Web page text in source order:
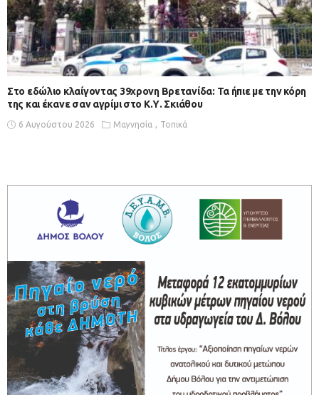
Στο εδώλιο κλαίγοντας 39χρονη Βρετανίδα: Τα ήπιε με την κόρη
της και έκανε σαν αγρίμι στο Κ.Υ. Σκιάθου
6 Αυγούστου 2026 Μαγνησία Τοπικά